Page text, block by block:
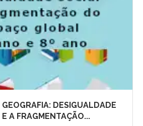
DESIGUALDADE
A FRAGMENTAÇÃO...